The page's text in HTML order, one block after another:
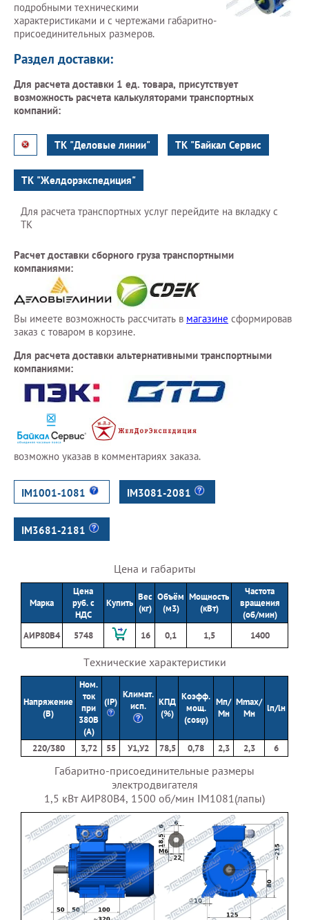
подробными техническими
характеристиками и с чертежами габаритно-
присоединительных размеров.
Раздел доставки:
Для расчета доставки 1 ед. товара, присутствует
возможность расчета калькуляторами транспортных
компаний:
ТК "Деловые линии" ТК "Байкал Сервис
ТК "Желдорэкспедиция"
Для расчета транспортных услуг перейдите на вкладку с
ТК
Расчет доставки сборного груза транспортными
компаниями:
Вы имеете возможность рассчитать в магазине сформировав
заказ с товаром в корзине.
Для расчета доставки альтернативными транспортными
компаниями:
возможно указав в комментариях заказа.
IM1001-1081 IM3081-2081
IM3681-2181
Цена и габариты
Марка
Цена
руб. с
НДС
Купить Вес
(кг)
Объём
(м3)
Мощность
(кВт)
Частота
вращения
(об/мин)
АИР80В4
5748 16 0,1 1,5 1400
Технические характеристики
Напряжение
(В)
Ном.
ток
при
380В
(А)
(IP)
Климат.
исп.
КПД
(%)
Коэфф.
мощ.
(cosφ)
Мп/
Мн
Мmax/
Мн
lп/lн
220/380 3,72 55 У1,У2 78,5 0,78 2,3 2,3 6
Габаритно-присоединительные размеры
электродвигателя
1,5 кВт АИР80В4, 1500 об/мин IM1081(лапы)